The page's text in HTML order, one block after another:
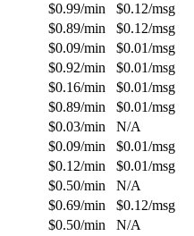
$0.99/min $0.12/msg
$0.89/min $0.12/msg
$0.09/min $0.01/msg
$0.92/min $0.01/msg
$0.16/min $0.01/msg
$0.89/min $0.01/msg
$0.03/min
N/A
$0.09/min $0.01/msg
$0.12/min $0.01/msg
$0.50/min
N/A
$0.69/min $0.12/msg
$0.50/min
N/A